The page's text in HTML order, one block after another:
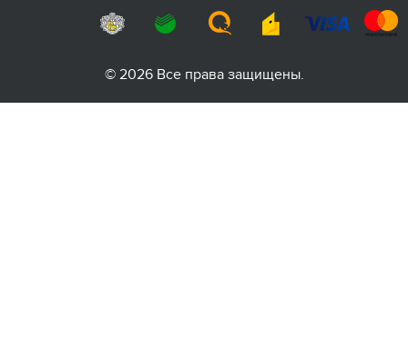
© 2026 Все права защищены.